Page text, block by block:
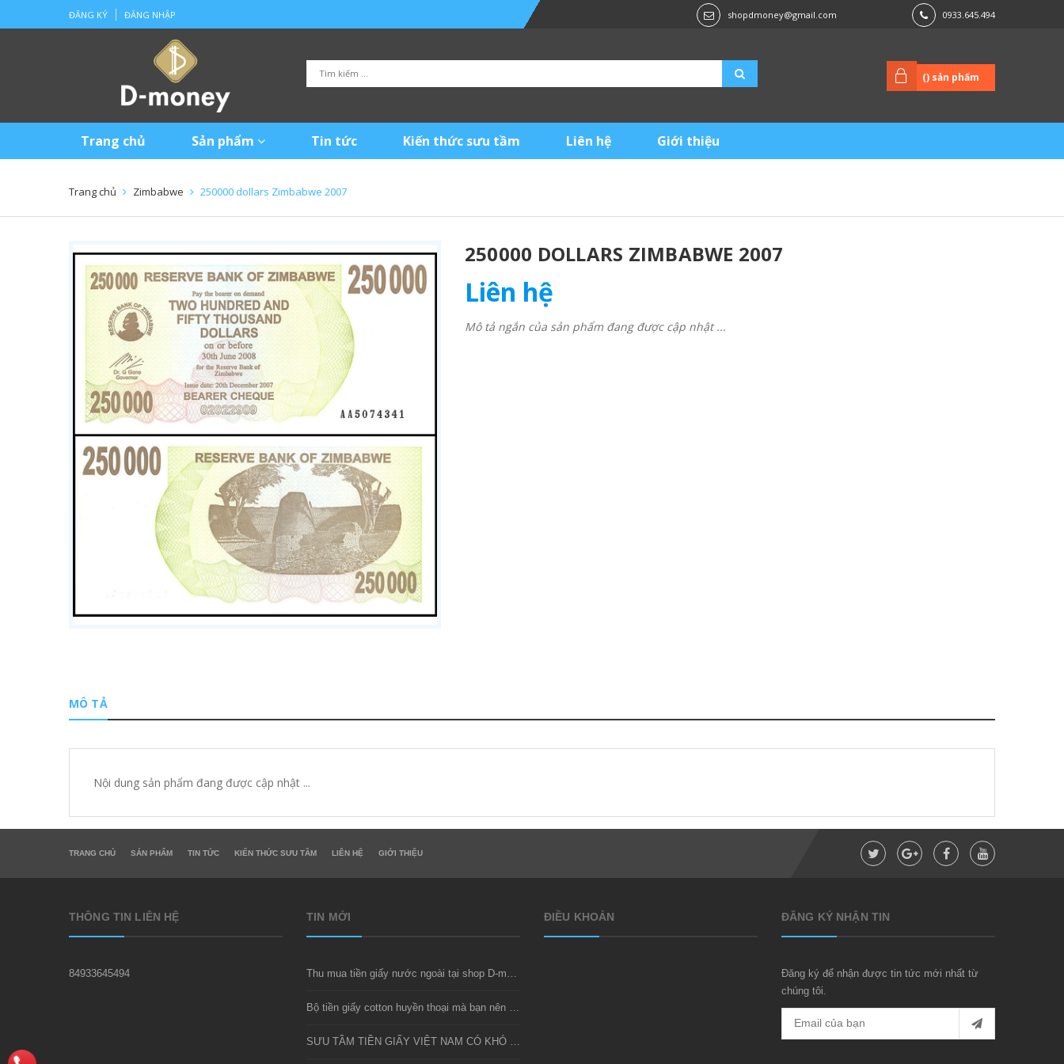
ĐĂNG KÝ ĐĂNG NHẬP shopdmoney@gmail.com 0933.645.494
() sản phẩm
Trang chủ Sản phẩm Tin tức Kiến thức sưu tầm Liên hệ Giới thiệu
Trang chủ Zimbabwe 250000 dollars Zimbabwe 2007
250000 DOLLARS ZIMBABWE 2007
Liên hệ
Mô tả ngắn của sản phẩm đang được cập nhật ...
MÔ TẢ
Nội dung sản phẩm đang được cập nhật ...
TRANG CHỦ SẢN PHẨM TIN TỨC KIẾN THỨC SƯU TẦM LIÊN HỆ GIỚI THIỆU
THÔNG TIN LIÊN HỆ
84933645494
TIN MỚI ĐIỀU KHOẢN ĐĂNG KÝ NHẬN TIN
Đăng ký để nhận được tin tức mới nhất từ
chúng tôi.